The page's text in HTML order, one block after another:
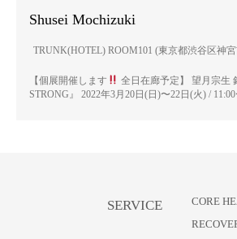
Shusei Mochizuki
TRUNK(HOTEL) ROOM101 (東京都渋谷区神宮
【個展開催します
全日在廊予定】 望月宗生
STRONG』 2022年3月20日(日)〜22日(火) / 11:00
SERVICE
CORE